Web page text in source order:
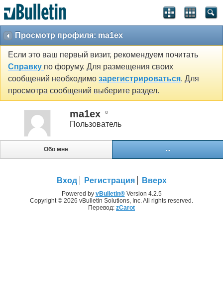
Просмотр профиля: ma1ex
Если это ваш первый визит, рекомендуем почитать
Справку по форуму. Для размещения своих
сообщений необходимо зарегистрироваться. Для
просмотра сообщений выберите раздел.
ma1ex
Пользователь
Обо мне ...
Вход Регистрация Вверх
Powered by vBulletin®Version 4.2.5
Copyright © 2026 vBulletin Solutions, Inc. All rights reserved.
Перевод: zCarot